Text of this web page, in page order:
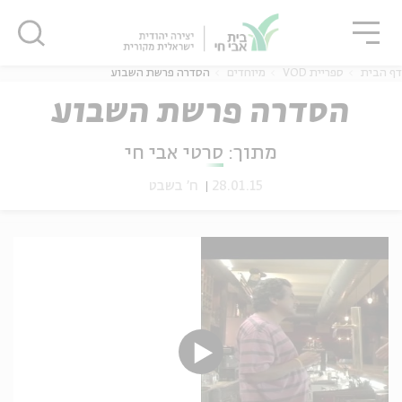
אנגלית
דף הבית ספריית VOD מיוחדים הסדרה פרשת השבוע
הסדרה פרשת השבוע
מתוך: סרטי אבי חי
28.01.15 ח' בשבט
סגור